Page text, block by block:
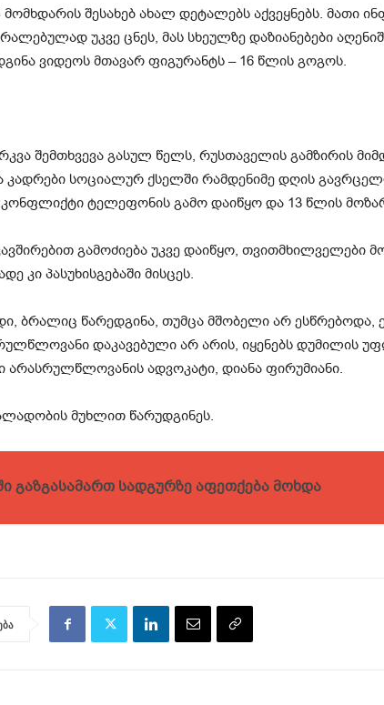
მომ­ხდა­რის შე­სა­ხებ ახალ დე­ტა­ლებს აქ­ვეყ­ნებს. მათი
უკვე ცნეს, მას სხე­ულ­ზე და­ზი­ა­ნე­ბე­ბი
ვი­დე­ოს მთა­ვარ ფი­გუ­რანტს – 16 წლის გო­გოს.
შემ­თხვე­ვა გა­სულ წელს, რუს­თა­ვე­ლის გამ­ზი­რის
კად­რე­ბი სო­ცი­ა­ლურ ქსელ­ში რამ­დე­ნი­მე დღის
ტე­ლე­ფო­ნის გამო და­ი­წყო და 13 წლის
გა­მო­ძი­ე­ბა უკვე და­ი­წყო, თვითმხილ­ვე­ლე­ბი
კი პა­სუ­ხის­გე­ბა­ში მის­ცეს.
ბრა­ლიც წა­რედ­გი­ნა, თუმ­ცა მშო­ბე­ლი არ
და­კა­ვე­ბუ­ლი არ არის, იყე­ნებს დუ­მი­ლის
ად­ვო­კა­ტი, დი­ა­ნა ფი­რუ­მი­ა­ნი.
მუხ­ლით წა­რუდ­გი­ნეს.
გაზგასამართ სადგურზე აფეთქება მოხდა